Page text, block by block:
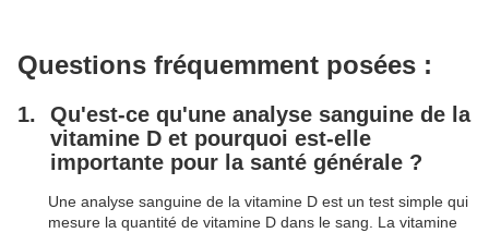
Questions fréquemment posées :
Qu'est-ce qu'une analyse sanguine de la
vitamine D et pourquoi est-elle
importante pour la santé générale ?
Une analyse sanguine de la vitamine D est un test simple qui
mesure la quantité de vitamine D dans le sang. La vitamine